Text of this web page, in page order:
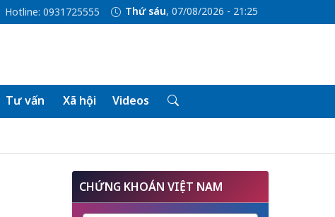
Hotline: 0931725555 Thứ sáu, 07/08/2026 - 21:25
Tư vấn Xã hội Videos
CHỨNG KHOÁN VIỆT NAM